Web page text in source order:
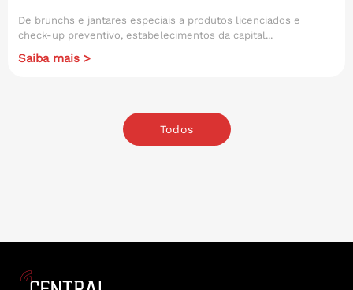
De brunchs e jantares especiais a produtos licenciados e
check-up preventivo, estabelecimentos da capital...
Saiba mais >
Todos